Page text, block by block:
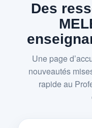
Des
Une page
nouveautés
rapide au